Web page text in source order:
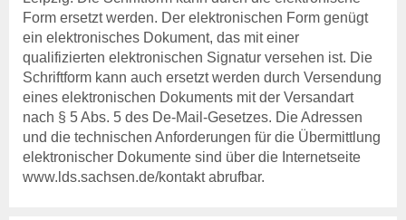
Form ersetzt werden. Der elektronischen Form genügt
ein elektronisches Dokument, das mit einer
qualifizierten elektronischen Signatur versehen ist. Die
Schriftform kann auch ersetzt werden durch Versendung
eines elektronischen Dokuments mit der Versandart
nach § 5 Abs. 5 des De-Mail-Gesetzes. Die Adressen
und die technischen Anforderungen für die Übermittlung
elektronischer Dokumente sind über die Internetseite
www.lds.sachsen.de/kontakt abrufbar.